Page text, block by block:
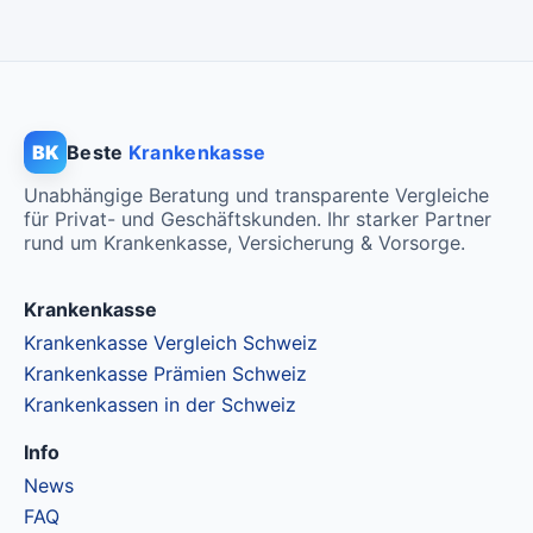
BK Beste Krankenkasse
Unabhängige Beratung und transparente Vergleiche
für Privat- und Geschäftskunden. Ihr starker Partner
rund um Krankenkasse, Versicherung & Vorsorge.
Krankenkasse
Krankenkasse Vergleich Schweiz
Krankenkasse Prämien Schweiz
Krankenkassen in der Schweiz
Info
News
FAQ